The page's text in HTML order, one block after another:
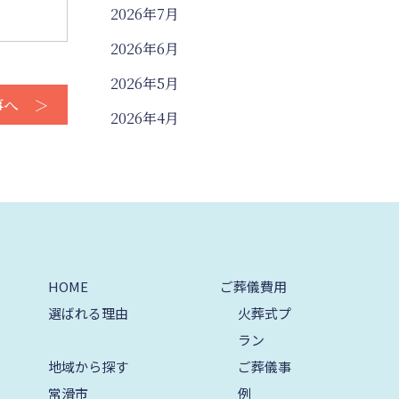
へ ＞
2026年7月
2026年6月
2026年5月
2026年4月
2025年10月
2025年9月
HOME
選ばれる理由
地域から探す
常滑市
ご葬儀費用
火葬式プ
ラン
ご葬儀事
例